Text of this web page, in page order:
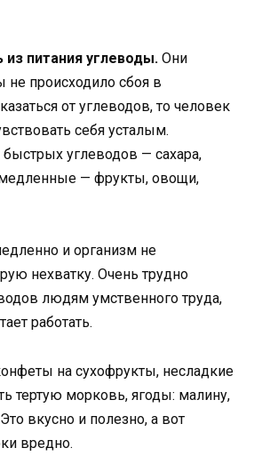
из питания углеводы. Они
не происходило сбоя в
от углеводов, то человек
себя усталым.
быстрых углеводов — сахара,
— фрукты, овощи,
и организм не
нехватку. Очень трудно
людям умственного труда,
работать.
на сухофрукты, несладкие
тертую морковь, ягоды: малину,
вкусно и полезно, а вот
вредно.